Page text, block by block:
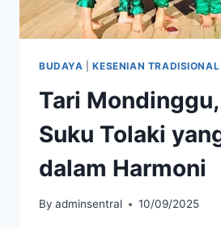
BUDAYA |KESENIAN TRADISIONAL
Tari
Suku Tolaki
dalam Harmoni
By adminsentral 10/09/2025